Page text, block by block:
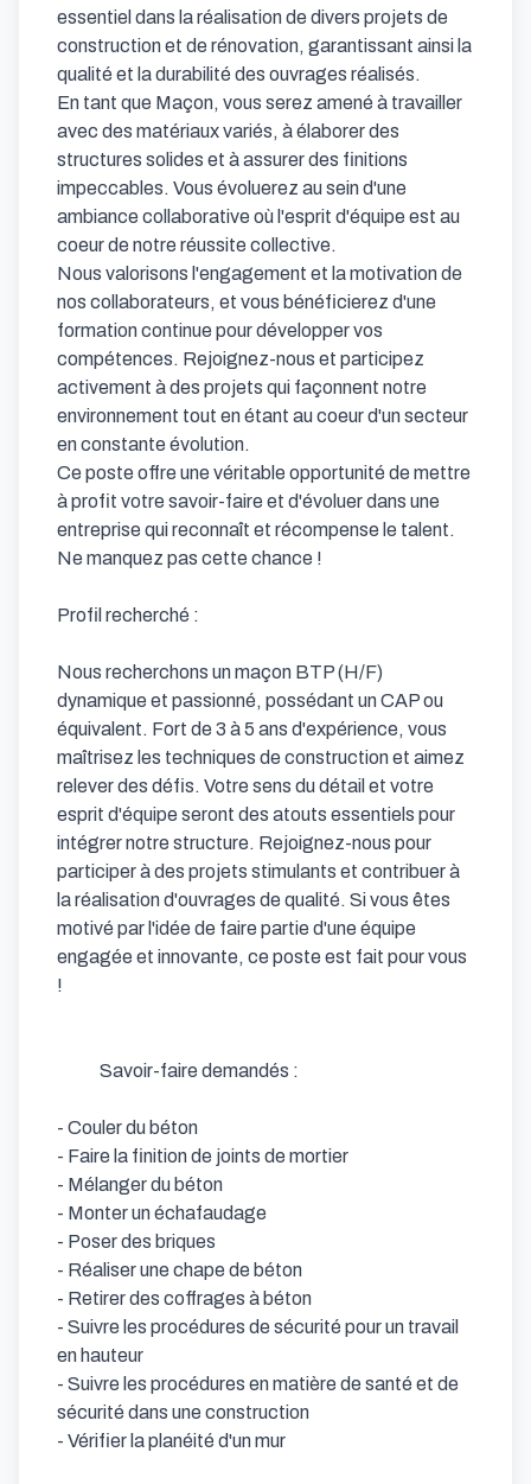
essentiel dans la réalisation de divers projets de
construction et de rénovation, garantissant ainsi la
qualité et la durabilité des ouvrages réalisés.
En tant que Maçon, vous serez amené à travailler
avec des matériaux variés, à élaborer des
structures solides et à assurer des finitions
impeccables. Vous évoluerez au sein d'une
ambiance collaborative où l'esprit d'équipe est au
coeur de notre réussite collective.
Nous valorisons l'engagement et la motivation de
nos collaborateurs, et vous bénéficierez d'une
formation continue pour développer vos
compétences. Rejoignez-nous et participez
activement à des projets qui façonnent notre
environnement tout en étant au coeur d'un secteur
en constante évolution.
Ce poste offre une véritable opportunité de mettre
à profit votre savoir-faire et d'évoluer dans une
entreprise qui reconnaît et récompense le talent.
Ne manquez pas cette chance !
Profil recherché :
Nous recherchons un maçon BTP (H/F)
dynamique et passionné, possédant un CAP ou
équivalent. Fort de 3 à 5 ans d'expérience, vous
maîtrisez les techniques de construction et aimez
relever des défis. Votre sens du détail et votre
esprit d'équipe seront des atouts essentiels pour
intégrer notre structure. Rejoignez-nous pour
participer à des projets stimulants et contribuer à
la réalisation d'ouvrages de qualité. Si vous êtes
motivé par l'idée de faire partie d'une équipe
engagée et innovante, ce poste est fait pour vous
!
- Couler du béton
- Faire la finition de joints de mortier
- Mélanger du béton
- Monter un échafaudage
- Poser des briques
- Réaliser une chape de béton
- Retirer des coffrages à béton
- Suivre les procédures de sécurité pour un travail
en hauteur
- Suivre les procédures en matière de santé et de
sécurité dans une construction
- Vérifier la planéité d'un mur